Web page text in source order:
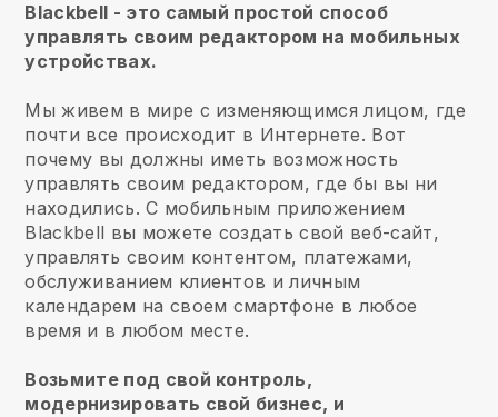
Blackbell - это самый простой способ
управлять своим редактором на мобильных
устройствах.
Мы живем в мире с изменяющимся лицом, где
почти все происходит в Интернете. Вот
почему вы должны иметь возможность
управлять своим редактором, где бы вы ни
находились. С мобильным приложением
Blackbell вы можете создать свой веб-сайт,
управлять своим контентом, платежами,
обслуживанием клиентов и личным
календарем на своем смартфоне в любое
время и в любом месте.
Возьмите под свой контроль,
модернизировать свой бизнес, и